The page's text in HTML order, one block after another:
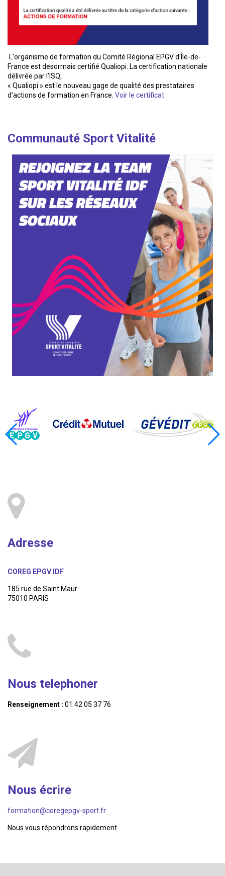
L'organisme de formation du Comité Régional EPGV d'Île-de-
France est desormais certifié Qualiopi. La certification nationale
délivrée par l’ISQ,
« Qualiopi » est le nouveau gage de qualité des prestataires
d’actions de formation en France. Voir le certificat.
Communauté Sport Vitalité
Adresse
COREG EPGV IDF
185 rue de Saint Maur
75010 PARIS
Nous telephoner
Renseignement : 01 42 05 37 76
Nous écrire
formation@coregepgv-sport.fr
Nous vous répondrons rapidement.